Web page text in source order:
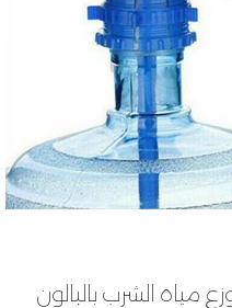
الشرب بالبالون